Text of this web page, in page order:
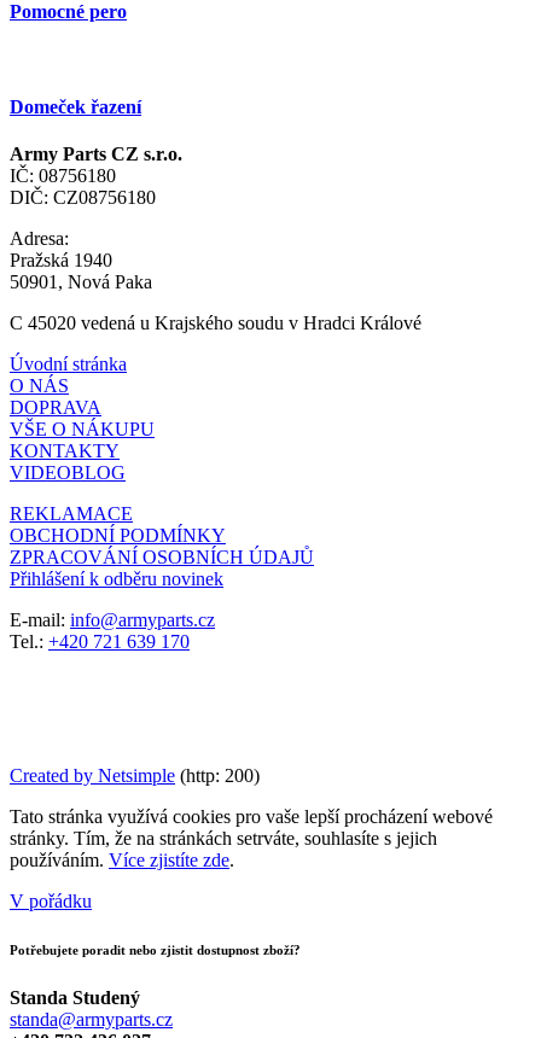
Pomocné pero
Domeček řazení
Army Parts CZ s.r.o.
IČ: 08756180
DIČ: CZ08756180
Adresa:
Pražská 1940
50901, Nová Paka
C 45020 vedená u Krajského soudu v Hradci Králové
Úvodní stránka
O NÁS
DOPRAVA
VŠE O NÁKUPU
KONTAKTY
VIDEOBLOG
REKLAMACE
OBCHODNÍ PODMÍNKY
ZPRACOVÁNÍ OSOBNÍCH ÚDAJŮ
Přihlášení k odběru novinek
E-mail: info@armyparts.cz
Tel.: +420 721 639 170
Created by Netsimple (http: 200)
Tato stránka využívá cookies pro vaše lepší procházení webové
stránky. Tím, že na stránkách setrváte, souhlasíte s jejich
používáním. Více zjistíte zde.
V pořádku
Potřebujete poradit nebo zjistit dostupnost zboží?
Standa Studený
standa@armyparts.cz